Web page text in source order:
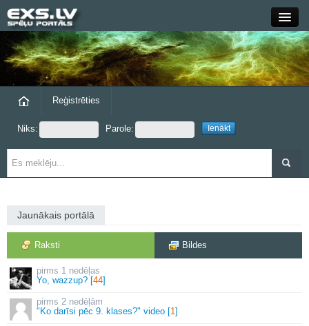
Close
Forums
Grupas
Reģistrēties
Niks: Parole:
Jaunākais portālā
Raksti Bildes
1 nedēļas
Yo, wazzup? [44]
2 nedēļām
"Ko darīsi pēc 9. klases?" video [1]